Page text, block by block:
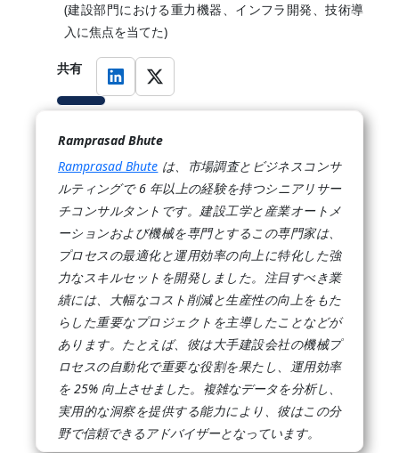
(建設部門における重力機器、インフラ開発、技術導
入に焦点を当てた)
共有
Ramprasad Bhute
Ramprasad Bhute は、市場調査とビジネスコンサ
ルティングで 6 年以上の経験を持つシニアリサー
チコンサルタントです。建設工学と産業オートメ
ーションおよび機械を専門とするこの専門家は、
プロセスの最適化と運用効率の向上に特化した強
力なスキルセットを開発しました。注目すべき業
績には、大幅なコスト削減と生産性の向上をもた
らした重要なプロジェクトを主導したことなどが
あります。たとえば、彼は大手建設会社の機械プ
ロセスの自動化で重要な役割を果たし、運用効率
を 25% 向上させました。複雑なデータを分析し、
実用的な洞察を提供する能力により、彼はこの分
野で信頼できるアドバイザーとなっています。